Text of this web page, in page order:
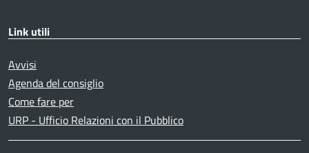
Link utili
Avvisi
Agenda del consiglio
Come fare per
URP - Ufficio Relazioni con il Pubblico